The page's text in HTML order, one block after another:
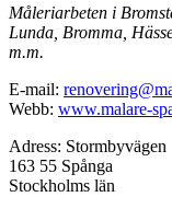
Måleriarbeten i
Lunda, Bromma,
m.m.
E-mail:
Webb: www.malare-
Adress: Stormbyvägen
163 55 Spånga
Stockholms län